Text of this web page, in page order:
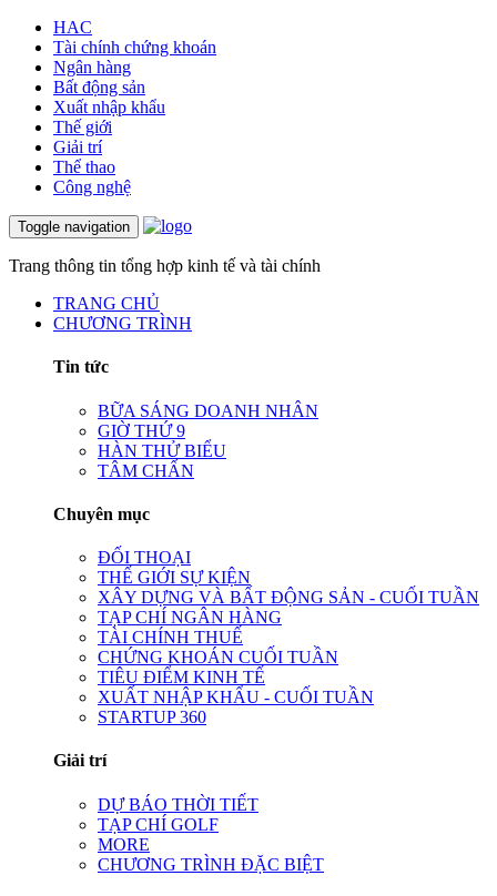
HAC
Tài chính chứng khoán
Ngân hàng
Bất động sản
Xuất nhập khẩu
Thế giới
Giải trí
Thể thao
Công nghệ
Toggle navigation
Trang thông tin tổng hợp kinh tế và tài chính
TRANG CHỦ
CHƯƠNG TRÌNH
Tin tức
BỮA SÁNG DOANH NHÂN
GIỜ THỨ 9
HÀN THỬ BIỂU
TÂM CHẤN
Chuyên mục
ĐỐI THOẠI
THẾ GIỚI SỰ KIỆN
XÂY DỰNG VÀ BẤT ĐỘNG SẢN - CUỐI TUẦN
TẠP CHÍ NGÂN HÀNG
TÀI CHÍNH THUẾ
CHỨNG KHOÁN CUỐI TUẦN
TIÊU ĐIỂM KINH TẾ
XUẤT NHẬP KHẨU - CUỐI TUẦN
STARTUP 360
Giải trí
DỰ BÁO THỜI TIẾT
TẠP CHÍ GOLF
MORE
CHƯƠNG TRÌNH ĐẶC BIỆT